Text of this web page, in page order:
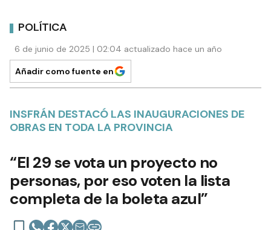
POLÍTICA
6 de junio de 2025 | 02:04 actualizado hace un año
Añadir como fuente en
INSFRÁN DESTACÓ LAS INAUGURACIONES DE
OBRAS EN TODA LA PROVINCIA
“El 29 se vota un proyecto no
personas, por eso voten la lista
completa de la boleta azul”